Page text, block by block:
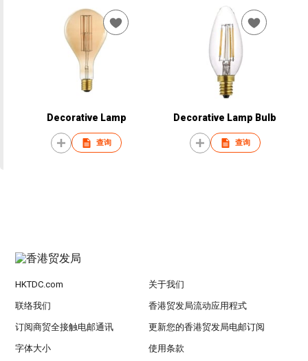
Decorative Lamp
查询
Decorative Lamp Bulb
查询
HKTDC.com 关于我们
联络我们 香港贸发局流动应用程式
订阅商贸全接触电邮通讯 更新您的香港贸发局电邮订阅
字体大小 使用条款